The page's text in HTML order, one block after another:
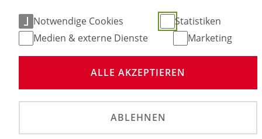
Notwendige Cookies
Statistiken
Medien & externe Dienste
Marketing
ALLE AKZEPTIEREN
ABLEHNEN